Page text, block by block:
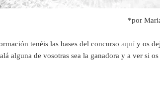
*por
tenéis las bases del concurso aquíy os
alguna de vosotras sea la ganadora y a ver si